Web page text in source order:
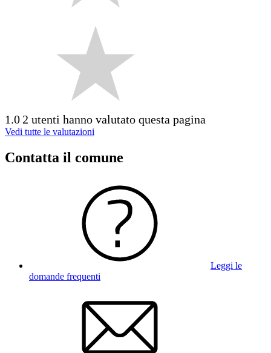
1.0 2 utenti hanno valutato questa pagina
Vedi tutte le valutazioni
Contatta il comune
Leggi le
domande frequenti